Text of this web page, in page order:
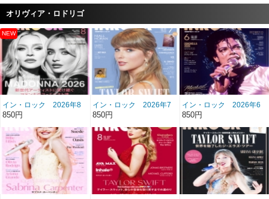
オリヴィア・ロドリゴ
イン・ロック 2026年8
月号 雑誌/BN-512
850円
イン・ロック 2026年7
月号 雑誌/BN-511
850円
イン・ロック 2026年6
月号 雑誌/BN-510
850円